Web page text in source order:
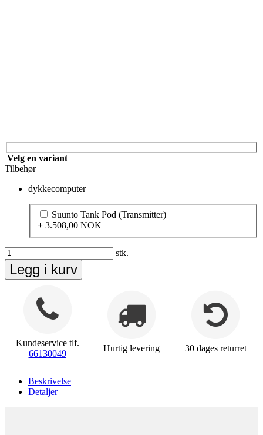
Velg en variant
Tilbehør
dykkecomputer
Suunto Tank Pod (Transmitter)
+ 3.508,00 NOK
stk.
Legg i kurv
Kundeservice tlf.
66130049
Hurtig levering 30 dages returret
Beskrivelse
Detaljer